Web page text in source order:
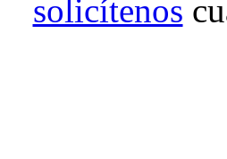
solicítenos